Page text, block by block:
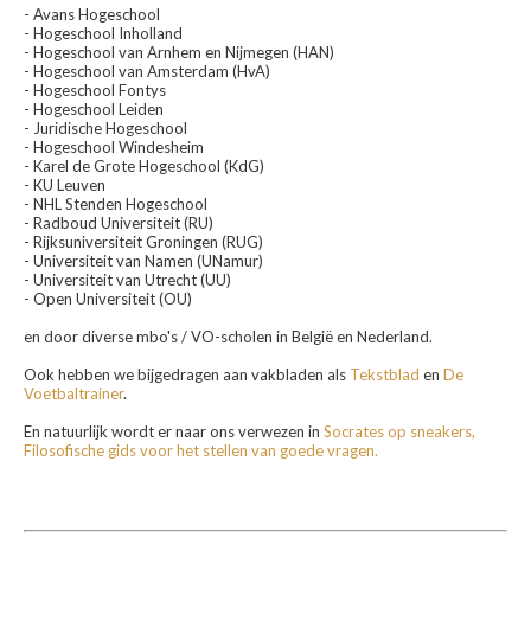
- Avans Hogeschool
- Hogeschool Inholland
- Hogeschool van Arnhem en Nijmegen (HAN)
- Hogeschool van Amsterdam (HvA)
- Hogeschool Fontys
- Hogeschool Leiden
- Juridische Hogeschool
- Hogeschool Windesheim
- Karel de Grote Hogeschool (KdG)
- KU Leuven
- NHL Stenden Hogeschool
- Radboud Universiteit (RU)
- Rijksuniversiteit Groningen (RUG)
- Universiteit van Namen (UNamur)
- Universiteit van Utrecht (UU)
- Open Universiteit (OU)
en door diverse mbo's / VO-scholen in België en Nederland.
Ook hebben we bijgedragen aan vakbladen als Tekstblad en De
Voetbaltrainer.
En natuurlijk wordt er naar ons verwezen in Socrates op sneakers,
Filosofische gids voor het stellen van goede vragen.